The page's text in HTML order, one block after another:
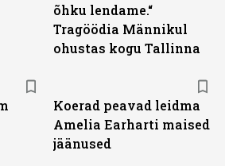
õhku lendame.“
Tragöödia Männikul
ohustas kogu Tallinna
Koerad peavad leidma
Amelia Earharti maised
jäänused